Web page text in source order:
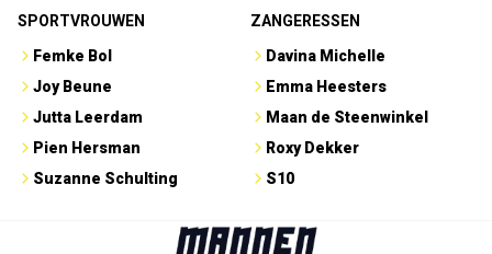
SPORTVROUWEN
Femke Bol
Joy Beune
Jutta Leerdam
Pien Hersman
Suzanne Schulting
ZANGERESSEN
Davina Michelle
Emma Heesters
Maan de Steenwinkel
Roxy Dekker
S10